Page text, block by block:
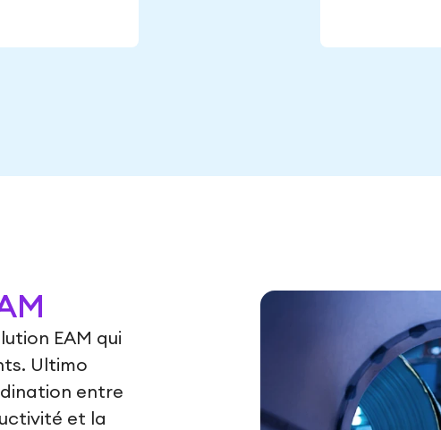
EAM qui
Ultimo
entre
et la